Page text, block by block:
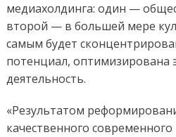
медиахолдинга: один —
второй — в большей мере
самым будет
потенциал, оптимизирована
деятельность.
«Результатом
качественного